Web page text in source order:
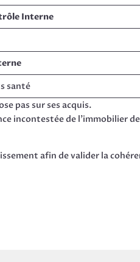
Interne
santé
pas sur ses acquis.
incontestée de l’immobilier de
afin de valider la